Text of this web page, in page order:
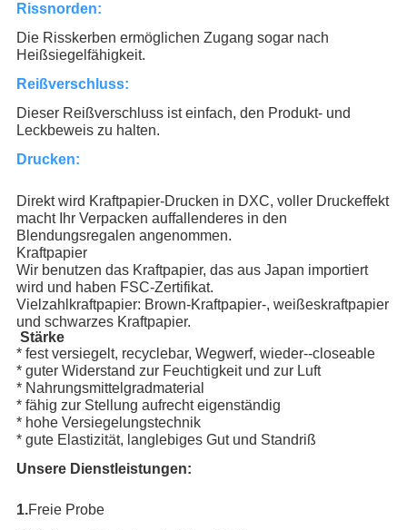
Rissnorden:
Die Risskerben ermöglichen Zugang sogar nach
Heißsiegelfähigkeit.
Reißverschluss:
Dieser Reißverschluss ist einfach, den Produkt- und
Leckbeweis zu halten.
Drucken:
Direkt wird Kraftpapier-Drucken in DXC, voller Druckeffekt
macht Ihr Verpacken auffallenderes in den
Blendungsregalen angenommen.
Kraftpapier
Wir benutzen das Kraftpapier, das aus Japan importiert
wird und haben FSC-Zertifikat.
Vielzahlkraftpapier: Brown-Kraftpapier-, weißeskraftpapier
und schwarzes Kraftpapier.
Stärke
* fest versiegelt, recyclebar, Wegwerf, wieder--closeable
* guter Widerstand zur Feuchtigkeit und zur Luft
* Nahrungsmittelgradmaterial
* fähig zur Stellung aufrecht eigenständig
* hohe Versiegelungstechnik
* gute Elastizität, langlebiges Gut und Standriß
Unsere Dienstleistungen:
1.Freie Probe